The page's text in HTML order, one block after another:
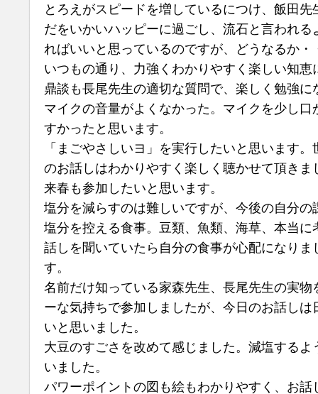
とろえがスピードを増しているにつけ、飯田
だをいかいハッピーに過ごし、流石と言われ
ればいいと思っているのですが、どうなるか
いつもの通り、力強くわかりやすく楽しい知
鼎談も長尾先生の適切な質問で、楽しく勉強に
マイクの音量がよくなかった。マイクを少し
すかったと思います。
「まごやさしいヨ」を実行したいと思います
のお話しはわかりやすく楽しく聴かせて頂きま
来春も参加したいと思います。
塩分を減らすのは難しいですが、今後の自分の
塩分を控える食事。豆類、魚類、海草、本当
話しを聞いていたら自分の食事が心配になり
す。
名前だけ知っている家森先生、長尾先生の実
ーな気持ちで参加しましたが、今日のお話し
いと思いました。
大豆のすごさを改めて感じました。減塩する
いました。
パワーポイントの図も絵もわかりやすく、お